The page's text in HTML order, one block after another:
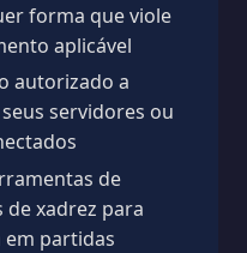
forma que viole
aplicável
autorizado a
servidores ou
de
xadrez para
partidas